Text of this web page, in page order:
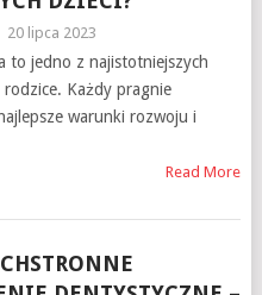
20 lipca 2023
to jedno z najistotniejszych
Każdy pragnie
warunki rozwoju i
Read More